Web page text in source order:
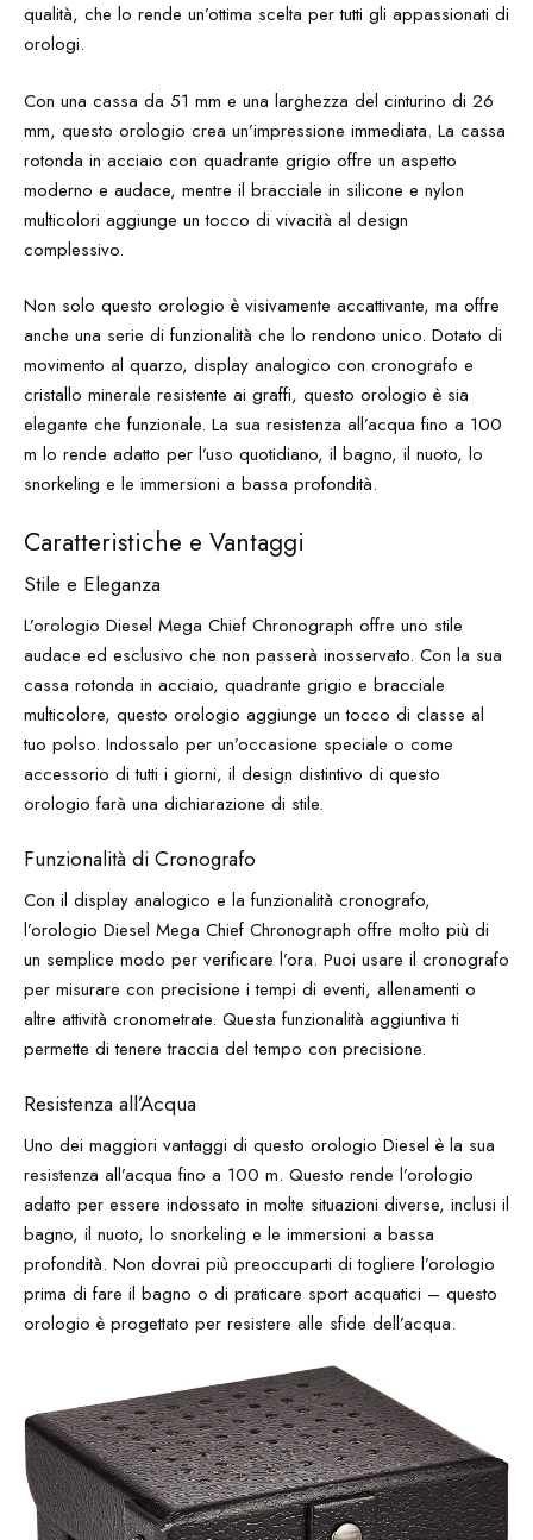
qualità, che lo rende un’ottima scelta per tutti gli appassionati di
orologi.
Con una cassa da 51 mm e una larghezza del cinturino di 26
mm, questo orologio crea un’impressione immediata. La cassa
rotonda in acciaio con quadrante grigio offre un aspetto
moderno e audace, mentre il bracciale in silicone e nylon
multicolori aggiunge un tocco di vivacità al design
complessivo.
Non solo questo orologio è visivamente accattivante, ma offre
anche una serie di funzionalità che lo rendono unico. Dotato di
movimento al quarzo, display analogico con cronografo e
cristallo minerale resistente ai graffi, questo orologio è sia
elegante che funzionale. La sua resistenza all’acqua fino a 100
m lo rende adatto per l’uso quotidiano, il bagno, il nuoto, lo
snorkeling e le immersioni a bassa profondità.
Caratteristiche e Vantaggi
Stile e Eleganza
L’orologio Diesel Mega Chief Chronograph offre uno stile
audace ed esclusivo che non passerà inosservato. Con la sua
cassa rotonda in acciaio, quadrante grigio e bracciale
multicolore, questo orologio aggiunge un tocco di classe al
tuo polso. Indossalo per un’occasione speciale o come
accessorio di tutti i giorni, il design distintivo di questo
orologio farà una dichiarazione di stile.
Funzionalità di Cronografo
Con il display analogico e la funzionalità cronografo,
l’orologio Diesel Mega Chief Chronograph offre molto più di
un semplice modo per verificare l’ora. Puoi usare il cronografo
per misurare con precisione i tempi di eventi, allenamenti o
altre attività cronometrate. Questa funzionalità aggiuntiva ti
permette di tenere traccia del tempo con precisione.
Resistenza all’Acqua
Uno dei maggiori vantaggi di questo orologio Diesel è la sua
resistenza all’acqua fino a 100 m. Questo rende l’orologio
adatto per essere indossato in molte situazioni diverse, inclusi il
bagno, il nuoto, lo snorkeling e le immersioni a bassa
profondità. Non dovrai più preoccuparti di togliere l’orologio
prima di fare il bagno o di praticare sport acquatici – questo
orologio è progettato per resistere alle sfide dell’acqua.